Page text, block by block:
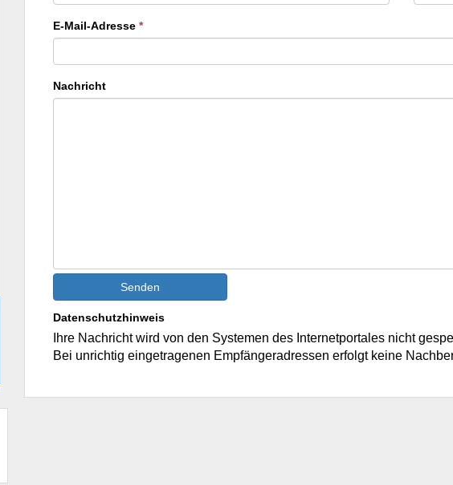
E-Mail-Adresse *
Nachricht
Senden
Datenschutzhinweis
Ihre Nachricht wird von den Systemen des Internetportales nicht
Bei unrichtig eingetragenen Empfängeradressen erfolgt keine